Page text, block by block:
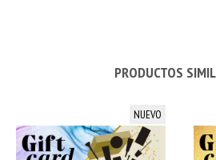
PRODUCTOS
NUEVO